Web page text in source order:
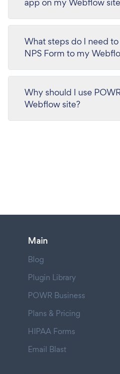
What steps do I need
NPS Form to my
Why should I use
Webflow site?
Main
Blog
Plugin Library
POWR Business
Plans & Pricing
HIPAA Forms
Email Blast